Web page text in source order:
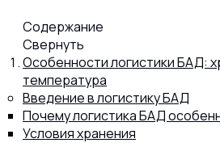
Спортивного
Каталог
Содержание
Свернуть
Особенности логистики БАД:
температура
Введение в логистику БАД
Почему логистика БАД
Условия хранения